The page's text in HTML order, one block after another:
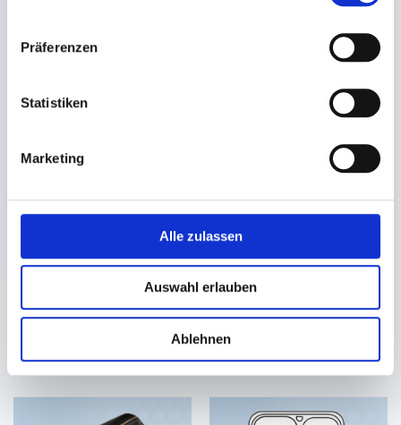
Präferenzen
Statistiken
Marketing
Alle zulassen
Auswahl erlauben
Ablehnen
Menüschalenbox
Auf Lager. Sofort
100 St.
In den Warenkorb
Sie könnten auch an folgenden Artikeln
interessiert sein